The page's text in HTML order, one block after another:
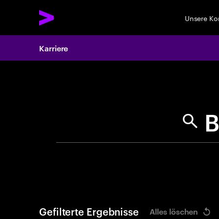
Unsere
Karriere
Gefilterte Ergebnisse Alles löschen